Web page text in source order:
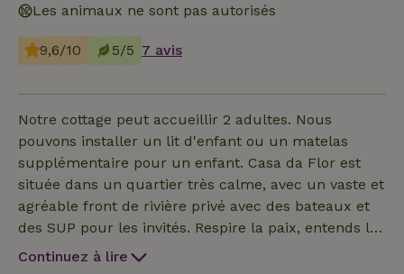
Les animaux ne sont pas autorisés
9,6/10 5/5 7 avis
Notre cottage peut accueillir 2 adultes. Nous
pouvons installer un lit d'enfant ou un matelas
supplémentaire pour un enfant. Casa da Flor est
située dans un quartier très calme, avec un vaste et
agréable front de rivière privé avec des bateaux et
des SUP pour les invités. Respire la paix, entends le
chant des oiseaux et des feuilles. Regarde les
Continuez à lire